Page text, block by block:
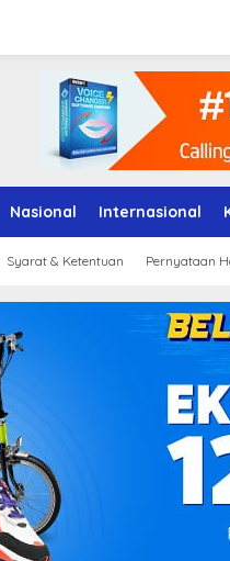
Nasional Internasional
Syarat & Ketentuan Pernyataan